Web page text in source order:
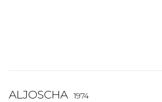
ALJOSCHA
1974